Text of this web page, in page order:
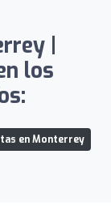
|
los
en Monterrey